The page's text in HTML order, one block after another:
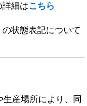
細はこちら
状態表記について
産場所により、同